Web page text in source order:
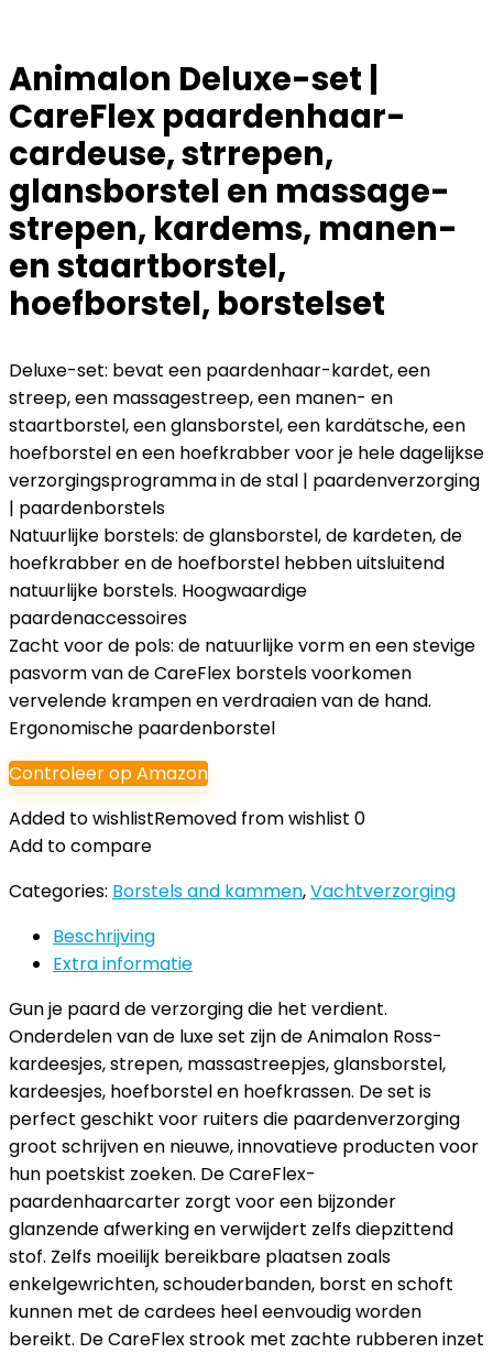
Animalon Deluxe-set |
CareFlex paardenhaar-
cardeuse, strrepen,
glansborstel en massage-
strepen, kardems, manen-
en staartborstel,
hoefborstel, borstelset
Deluxe-set: bevat een paardenhaar-kardet, een
streep, een massagestreep, een manen- en
staartborstel, een glansborstel, een kardätsche, een
hoefborstel en een hoefkrabber voor je hele dagelijkse
verzorgingsprogramma in de stal | paardenverzorging
| paardenborstels
Natuurlijke borstels: de glansborstel, de kardeten, de
hoefkrabber en de hoefborstel hebben uitsluitend
natuurlijke borstels. Hoogwaardige
paardenaccessoires
Zacht voor de pols: de natuurlijke vorm en een stevige
pasvorm van de CareFlex borstels voorkomen
vervelende krampen en verdraaien van de hand.
Ergonomische paardenborstel
Controleer op Amazon
Added to wishlistRemoved from wishlist 0
Add to compare
Categories: Borstels and kammen,Vachtverzorging
Beschrijving
Extra informatie
Gun je paard de verzorging die het verdient.
Onderdelen van de luxe set zijn de Animalon Ross-
kardeesjes, strepen, massastreepjes, glansborstel,
kardeesjes, hoefborstel en hoefkrassen. De set is
perfect geschikt voor ruiters die paardenverzorging
groot schrijven en nieuwe, innovatieve producten voor
hun poetskist zoeken. De CareFlex-
paardenhaarcarter zorgt voor een bijzonder
glanzende afwerking en verwijdert zelfs diepzittend
stof. Zelfs moeilijk bereikbare plaatsen zoals
enkelgewrichten, schouderbanden, borst en schoft
kunnen met de cardees heel eenvoudig worden
bereikt. De CareFlex strook met zachte rubberen inzet